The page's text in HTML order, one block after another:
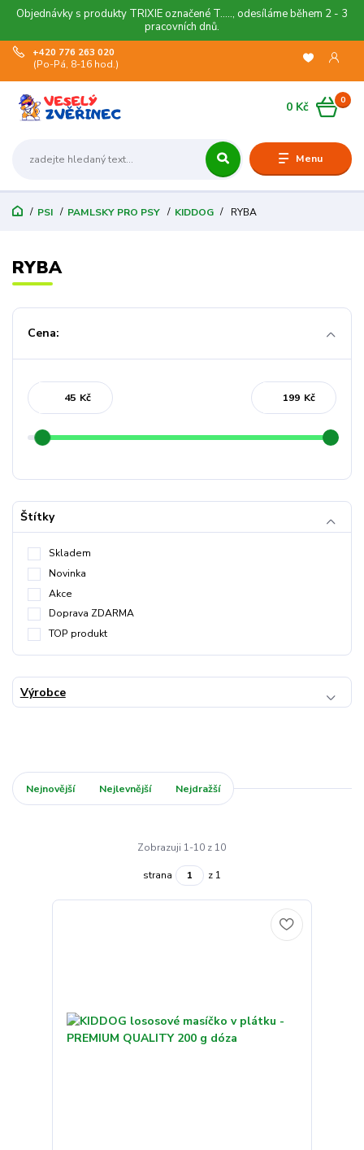
Objednávky s produkty TRIXIE označené T....., odesíláme během 2 - 3
pracovních dnů.
Menu
+420 776 263 020
(Po-Pá, 8-16 hod.)
0
0 Kč
PSI PAMLSKY PRO PSY KIDDOG RYBA
RYBA
Cena:
Kč Kč
Štítky
Skladem
Novinka
Akce
Doprava ZDARMA
TOP produkt
Výrobce
Nejnovější Nejlevnější Nejdražší
Zobrazuji 1-10 z 10
strana z 1